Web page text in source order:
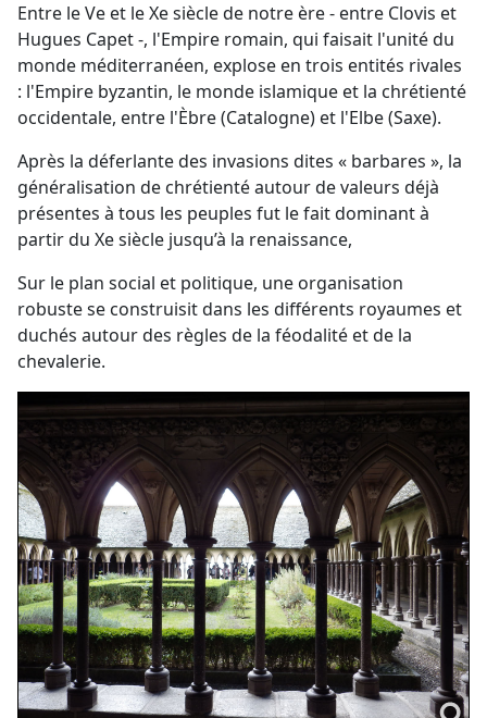
Entre le Ve et le Xe siècle de notre ère - entre Clovis et
Hugues Capet -, l'Empire romain, qui faisait l'unité du
monde méditerranéen, explose en trois entités rivales
: l'Empire byzantin, le monde islamique et la chrétienté
occidentale, entre l'Èbre (Catalogne) et l'Elbe (Saxe).
Après la déferlante des invasions dites « barbares », la
généralisation de chrétienté autour de valeurs déjà
présentes à tous les peuples fut le fait dominant à
partir du Xe siècle jusqu’à la renaissance,
Sur le plan social et politique, une organisation
robuste se construisit dans les différents royaumes et
duchés autour des règles de la féodalité et de la
chevalerie.